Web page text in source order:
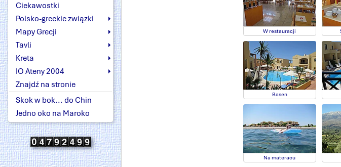
Ciekawostki
Polsko-greckie związki
Mapy Grecji
Tavli
Kreta
IO Ateny 2004
Znajdź na stronie
Skok w bok... do Chin
Jedno oko na Maroko
W restauracji
Basen
Na materacu